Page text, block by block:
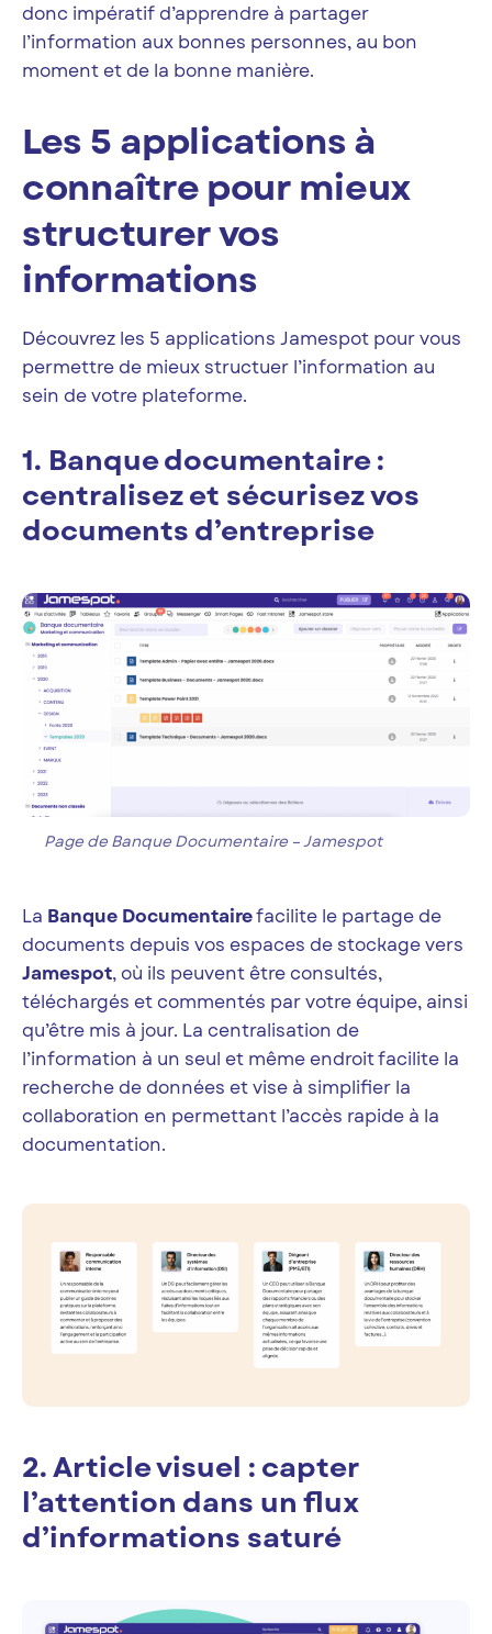
donc impératif d’apprendre à partager
l’information aux bonnes personnes, au bon
moment et de la bonne manière.
Les 5 applications à
connaître pour mieux
structurer vos
informations
Découvrez les 5 applications Jamespot pour vous
permettre de mieux structuer l’information au
sein de votre plateforme.
1. Banque documentaire :
centralisez et sécurisez vos
documents d’entreprise
Page de Banque Documentaire – Jamespot
La Banque Documentairefacilite le partage de
documents depuis vos espaces de stockage vers
Jamespot, où ils peuvent être consultés,
téléchargés et commentés par votre équipe, ainsi
qu’être mis à jour. La centralisation de
l’information à un seul et même endroit facilite la
recherche de données et vise à simplifier la
collaboration en permettant l’accès rapide à la
documentation.
2. Article visuel : capter
l’attention dans un flux
d’informations saturé